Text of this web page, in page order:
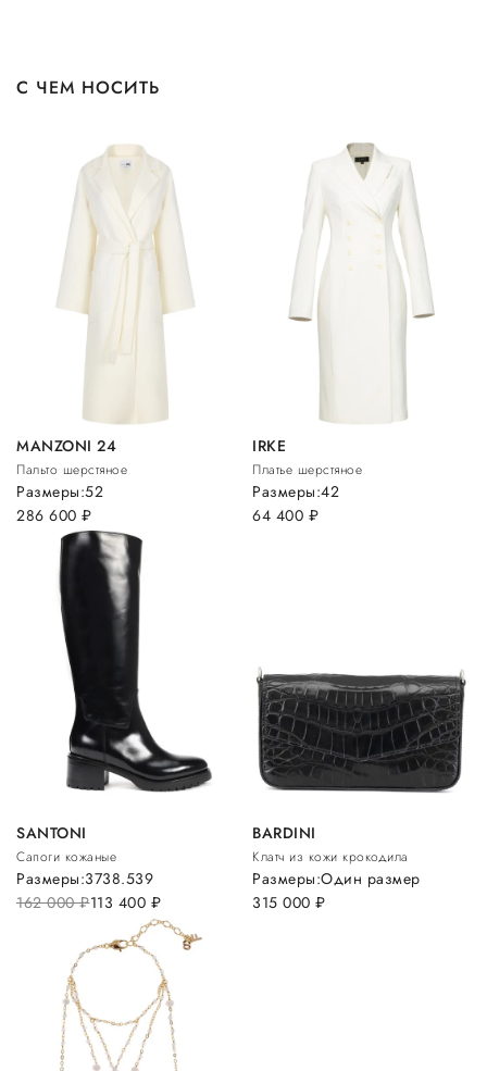
С ЧЕМ НОСИТЬ
MANZONI 24
Пальто шерстяное
286 600 руб.
Размеры:52
IRKE
Платье шерстяное
64 400 руб.
Размеры:42
SANTONI
Сапоги кожаные
162 000руб.113 400 руб.
Размеры:3738.539
BARDINI
Клатч из кожи крокодила
315 000руб.
Размеры:Один размер